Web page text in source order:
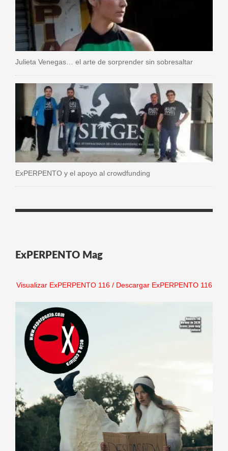
Julieta Venegas… el arte de sorprender sin sobresaltar
ExPERPENTO y el apoyo al crowdfunding
ExPERPENTO Mag
Visualizar ExPERPENTO 116/ Descargar ExPERPENTO 116